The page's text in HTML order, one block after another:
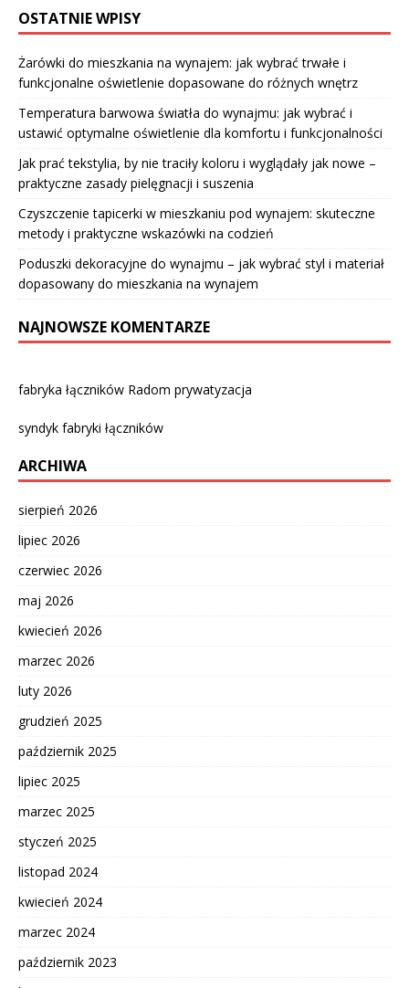
OSTATNIE WPISY
Żarówki do mieszkania na wynajem: jak wybrać trwałe i
funkcjonalne oświetlenie dopasowane do różnych wnętrz
Temperatura barwowa światła do wynajmu: jak wybrać i
ustawić optymalne oświetlenie dla komfortu i funkcjonalności
Jak prać tekstylia, by nie traciły koloru i wyglądały jak nowe –
praktyczne zasady pielęgnacji i suszenia
Czyszczenie tapicerki w mieszkaniu pod wynajem: skuteczne
metody i praktyczne wskazówki na codzień
Poduszki dekoracyjne do wynajmu – jak wybrać styl i materiał
dopasowany do mieszkania na wynajem
NAJNOWSZE KOMENTARZE
fabryka łączników Radom prywatyzacja
syndyk fabryki łączników
ARCHIWA
sierpień 2026
lipiec 2026
czerwiec 2026
maj 2026
kwiecień 2026
marzec 2026
luty 2026
grudzień 2025
październik 2025
lipiec 2025
marzec 2025
styczeń 2025
listopad 2024
kwiecień 2024
marzec 2024
październik 2023